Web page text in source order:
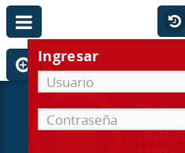
Ingresar